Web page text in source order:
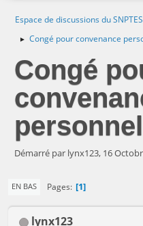
Espace de discussions du
► Congé pour convenance
Congé
Démarré par lynx123, 16
EN BAS Pages 1
lynx123